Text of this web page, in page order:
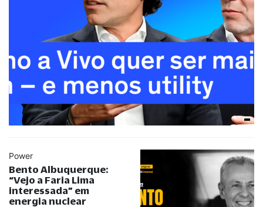
Power
Bento Albuquerque:
“Vejo a Faria Lima
interessada” em
energia nuclear